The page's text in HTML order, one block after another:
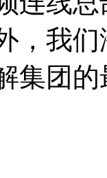
，我
集团